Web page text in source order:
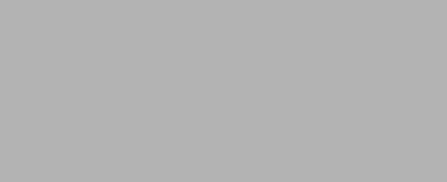
Centro
I cookie e altre
della nostra
navigazione più
servizi e la